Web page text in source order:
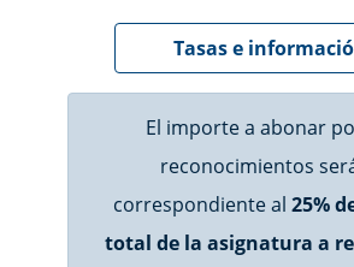
Tasas e
El importe a abonar
reconocimientos
correspondiente al 25%
total de la asignatura a